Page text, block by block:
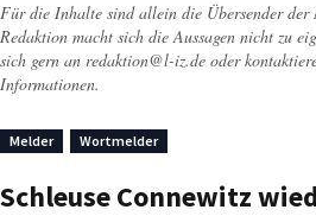
Für die Inhalte sind allein die Übersender
Redaktion macht sich die Aussagen nicht zu
sich gern an redaktion@l-iz.de oder
Informationen.
Melder Wortmelder
Schleuse Connewitz